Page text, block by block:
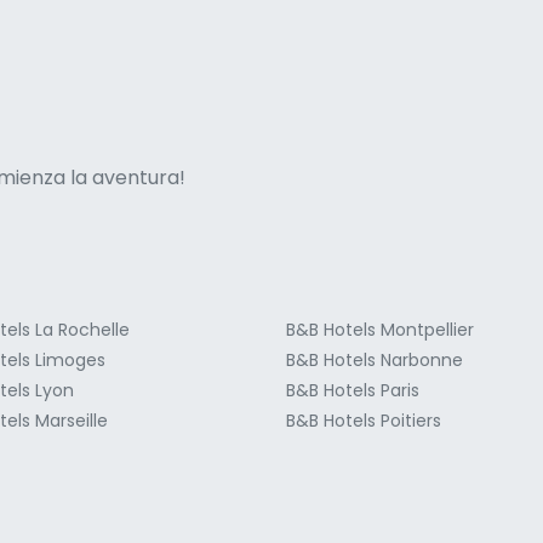
la aventura!
La Rochelle
Limoges
Lyon
Marseille
B&B Hotels Montpellier
B&B Hotels Narbonne
B&B Hotels Paris
B&B Hotels Poitiers